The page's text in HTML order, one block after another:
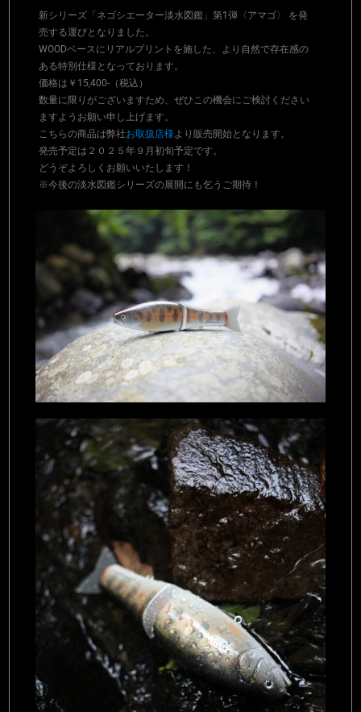
新シリーズ「ネゴシエーター淡水図鑑」第1弾〈アマゴ〉 を発
売する運びとなりました。
WOODベースにリアルプリントを施した、より自然で存在感の
ある特別仕様となっております。
価格は￥15,400-（税込）
数量に限りがございますため、ぜひこの機会にご検討ください
ますようお願い申し上げます。
こちらの商品は弊社お取扱店様 より販売開始となります。
発売予定は２０２５年９月初旬予定です。
どうぞよろしくお願いいたします！
※今後の淡水図鑑シリーズの展開にも乞うご期待！